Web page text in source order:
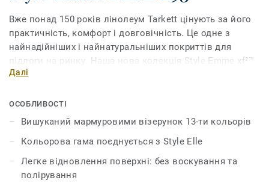
Вже понад 150 років лінолеум Tarkett цінують за його
практичність, комфорт і довговічність. Це одне з
найнадійніших і найнатуральніших покриттів для
підлоги на ринку. Наша нова колекція Style Emme xf²™
має мармурований візерунок, втілений у
зміцнена за допомогою технології unique xf²™, що
гарантує лінолеуму довговічність, легкий догляд та
ощадливе обслуговування.
Далі
ОСОБЛИВОСТІ
Вишуканий мармуровими візерунок 13-ти кольорів
Кольорова гама поєднується з Style Elle
Легке відновлення поверхні: без воскування та
полірування